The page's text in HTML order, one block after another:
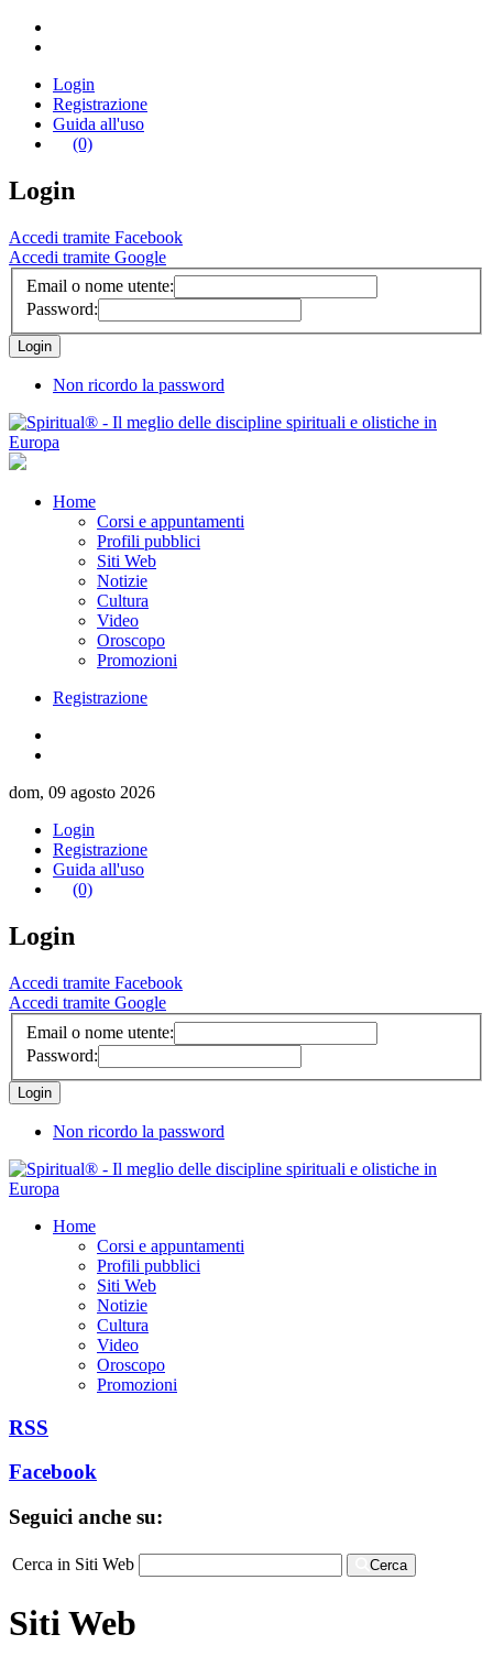
Login
Registrazione
Guida all'uso
(0)
Login
Accedi tramite Facebook
Accedi tramite Google
Email o nome utente:
Password:
Non ricordo la password
Home
Corsi e appuntamenti
Profili pubblici
Siti Web
Notizie
Cultura
Video
Oroscopo
Promozioni
Registrazione
dom, 09 agosto 2026
Login
Registrazione
Guida all'uso
(0)
Login
Accedi tramite Facebook
Accedi tramite Google
Email o nome utente:
Password:
Non ricordo la password
Home
Corsi e appuntamenti
Profili pubblici
Siti Web
Notizie
Cultura
Video
Oroscopo
Promozioni
RSS
Facebook
Seguici anche su:
Cerca in Siti Web Cerca
Siti Web